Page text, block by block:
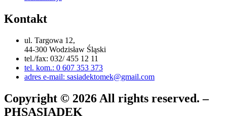
Kontakt
ul. Targowa 12,
44-300 Wodzisław Śląski
tel./fax: 032/ 455 12 11
tel. kom.: 0 607 353 373
adres e-mail: sasiadektomek@gmail.com
Copyright © 2026 All rights reserved. –
PHSASIADEK